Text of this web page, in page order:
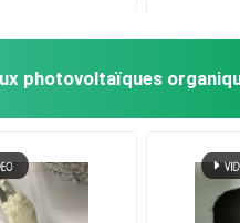
photovoltaïques